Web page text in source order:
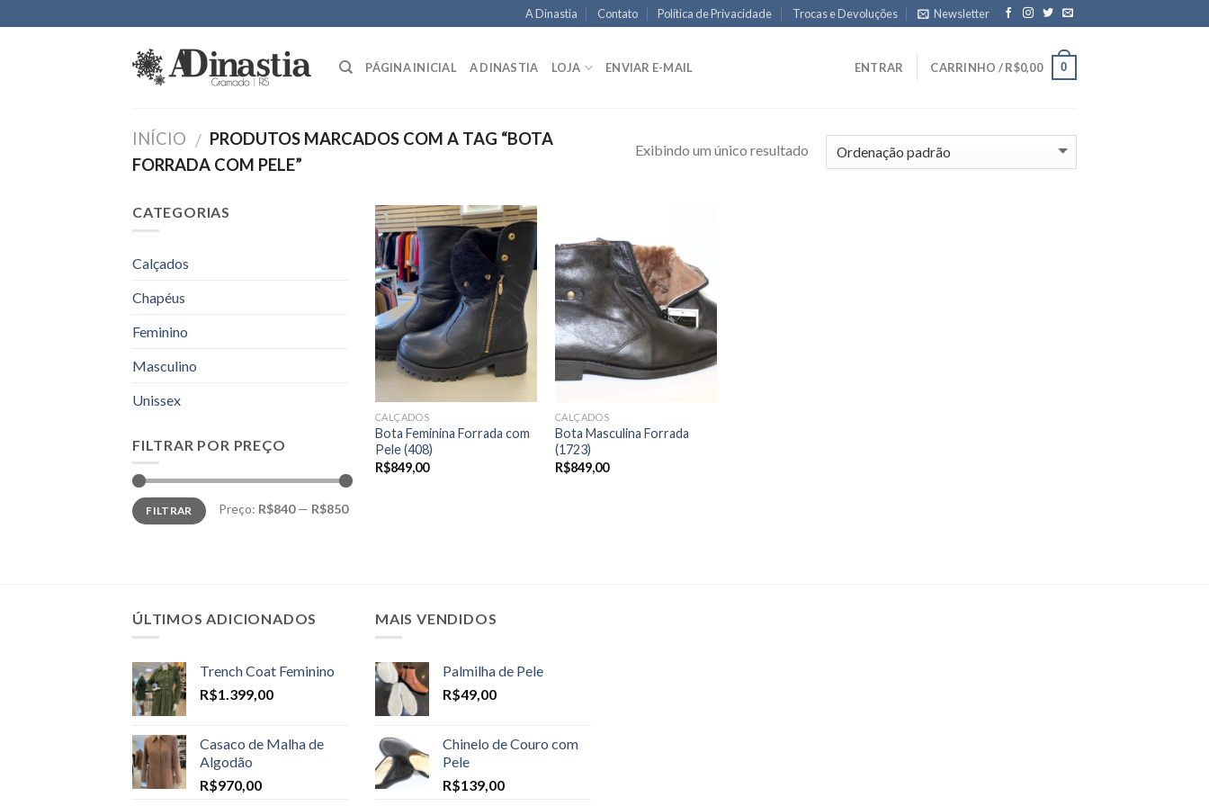
to
A Dinastia Contato Política de Privacidade Trocas e Devoluções Newsletter
PÁGINA INICIAL A DINASTIA LOJA ENVIAR E-MAIL ENTRAR CARRINHO /R$0,00 0
INÍCIO / PRODUTOS MARCADOS COM A TAG “BOTA
FORRADA COM PELE”
Exibindo um único resultado
CATEGORIAS
Calçados
Chapéus
Feminino
Masculino
Unissex
FILTRAR POR PREÇO
Preço
mínimo
Preço
máximo
FILTRAR Preço: R$840— R$850
CALÇADOS
Bota Feminina Forrada com
Pele (408)
R$849,00
CALÇADOS
Bota Masculina Forrada
(1723)
R$849,00
ÚLTIMOS ADICIONADOS
Trench Coat Feminino
R$1.399,00
Casaco de Malha de
Algodão
R$970,00
MAIS VENDIDOS
Palmilha de Pele
R$49,00
Chinelo de Couro com
Pele
R$139,00